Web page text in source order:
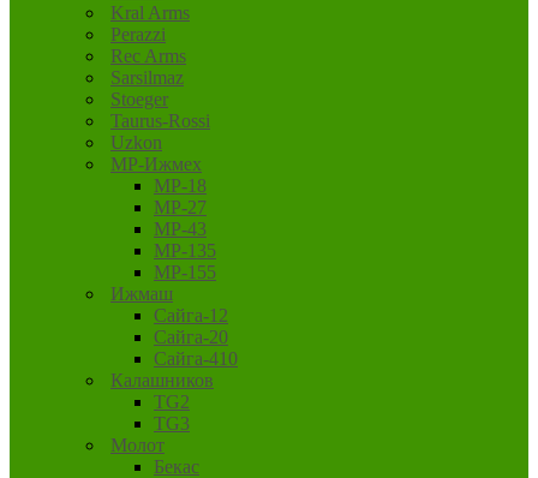
Kral Arms
Perazzi
Rec Arms
Sarsilmaz
Stoeger
Taurus-Rossi
Uzkon
MP-Ижмех
MP-18
MP-27
MP-43
MP-135
MP-155
Ижмаш
Сайга-12
Сайга-20
Сайга-410
Калашников
TG2
TG3
Молот
Бекас